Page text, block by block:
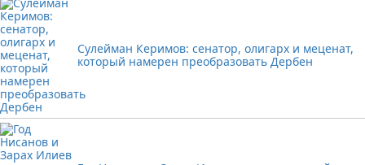
Сулейман Керимов: сенатор, олигарх и меценат,
который намерен преобразовать Дербен